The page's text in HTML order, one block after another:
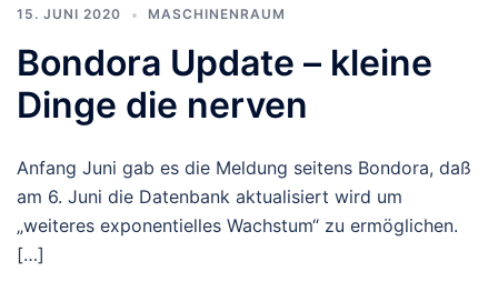
15. JUNI 2020 MASCHINENRAUM
Bondora Update – kleine
Dinge die nerven
Anfang Juni gab es die Meldung seitens Bondora, daß
am 6. Juni die Datenbank aktualisiert wird um
„weiteres exponentielles Wachstum“ zu ermöglichen.
[…]